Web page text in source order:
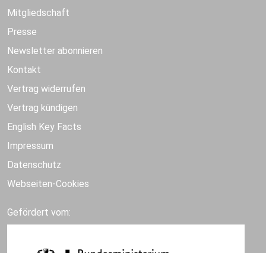
Mitgliedschaft
Presse
Newsletter abonnieren
Kontakt
Vertrag widerrufen
Vertrag kündigen
English Key Facts
Impressum
Datenschutz
Webseiten-Cookies
Gefördert vom: